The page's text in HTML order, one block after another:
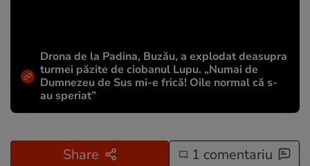
Drona de la Padina, Buzău, a explodat deasupra
turmei păzite de ciobanul Lupu. „Numai de
Dumnezeu de Sus mi-e frică! Oile normal că s-
au speriat”
Share 1 comentariu